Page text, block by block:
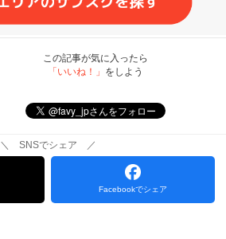
この記事が気に入ったら
「いいね！」 をしよう
＼ SNSでシェア ／
Facebookでシェア